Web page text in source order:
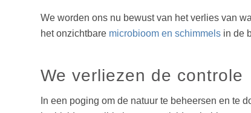
We worden ons nu bewust van het verlies van
het onzichtbare microbioom en schimmels in de
We verliezen de controle
In een poging om de natuur te beheersen en te